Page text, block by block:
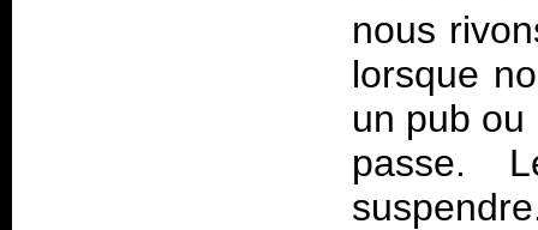
nous
lorsque
un pub
passe.